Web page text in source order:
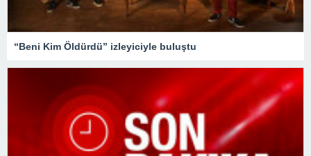
“Beni Kim Öldürdü” izleyiciyle buluştu